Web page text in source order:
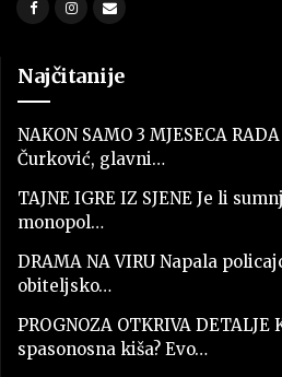
Najčitanije
NAKON SAMO 3 MJESECA
Čurković, glavni…
TAJNE IGRE IZ SJENE Je li
monopol…
DRAMA NA VIRU Napala
obiteljsko…
PROGNOZA OTKRIVA
spasonosna kiša? Evo…